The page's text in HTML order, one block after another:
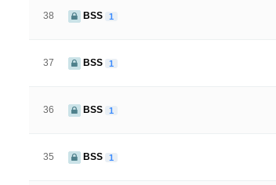
38 BSS 1
37 BSS 1
36 BSS 1
35 BSS 1